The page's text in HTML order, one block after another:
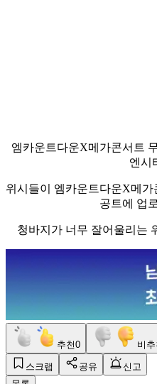
엠카운트다운X메가콘서트
엔시
위시들이 엠카운트다운X메
공트에 업
청바지가 너무 잘어울리는
추천0 비추
스크랩 공유
신고